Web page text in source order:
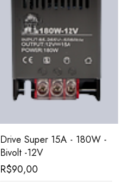
Drive Super 15A - 180W -
Bivolt -12V
R$90,00